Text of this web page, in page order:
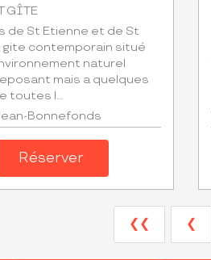
GÎTE
de St Etienne et de St
gite contemporain situé
naturel
mais a quelques
toutes l...
Bonnefonds
Réserver
❮❮ ❮